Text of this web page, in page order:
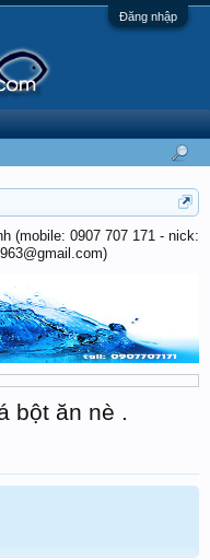
Đăng nhập
(mobile: 0907 707 171 - nick:
bột ăn nè .